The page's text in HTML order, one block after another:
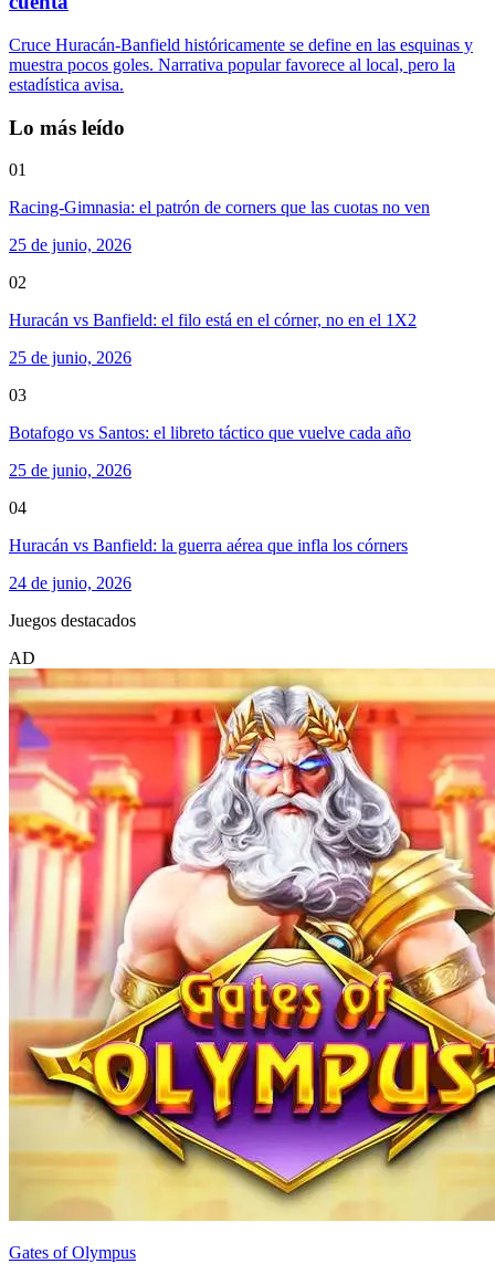
Cruce Huracán-Banfield históricamente se define en las esquinas y
muestra pocos goles. Narrativa popular favorece al local, pero la
estadística avisa.
Lo más leído
01
Racing-Gimnasia: el patrón de corners que las cuotas no ven
25 de junio, 2026
02
Huracán vs Banfield: el filo está en el córner, no en el 1X2
25 de junio, 2026
03
Botafogo vs Santos: el libreto táctico que vuelve cada año
25 de junio, 2026
04
Huracán vs Banfield: la guerra aérea que infla los córners
24 de junio, 2026
Juegos destacados
AD
Gates of Olympus